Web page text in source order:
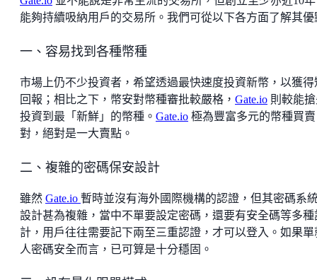
能夠持續吸納用戶的交易所。我們可從以下各方面了解其優
一、容易找到各種幣種
市場上仍不少投資者，希望透過最快速度投資新幣，以獲得
回報；相比之下，幣安對幣種審批較嚴格， Gate.io 則較能
投資到最「新鮮」的幣種。 Gate.io 極為豐富多元的幣種買賣
對，絕對是一大賣點。
二、複雜的密碼保安設計
雖然 Gate.io 暫時並沒有海外國際機構的認證，但其密碼系
設計甚為複雜，當中不單要設定密碼，還要有安全碼等多種
計，用戶往往需要記下兩至三重認證，才可以登入。如果單
人密碼安全而言，已可算是十分穩固。